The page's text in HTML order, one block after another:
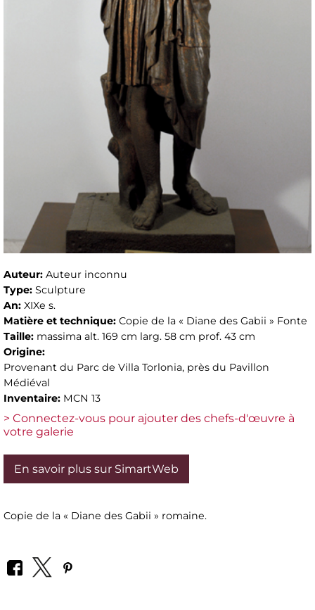
Auteur: Auteur inconnu
Type: Sculpture
An: XIXe s.
Matière et technique: Copie de la « Diane des Gabii » Fonte
Taille: massima alt. 169 cm larg. 58 cm prof. 43 cm
Origine:
Provenant du Parc de Villa Torlonia, près du Pavillon
Médiéval
Inventaire: MCN 13
> Connectez-vous pour ajouter des chefs-d'œuvre à
votre galerie
En savoir plus sur SimartWeb
Copie de la « Diane des Gabii » romaine.